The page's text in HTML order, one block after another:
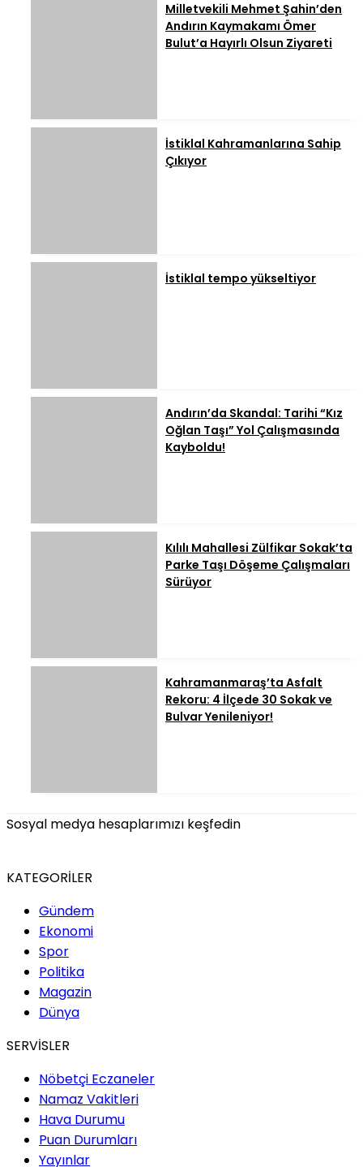
Milletvekili Mehmet Şahin’den
Andırın Kaymakamı Ömer
Bulut’a Hayırlı Olsun Ziyareti
İstiklal Kahramanlarına Sahip
Çıkıyor
İstiklal tempo yükseltiyor
Andırın’da Skandal: Tarihi “Kız
Oğlan Taşı” Yol Çalışmasında
Kayboldu!
Kılılı Mahallesi Zülfikar Sokak’ta
Parke Taşı Döşeme Çalışmaları
Sürüyor
Kahramanmaraş’ta Asfalt
Rekoru: 4 İlçede 30 Sokak ve
Bulvar Yenileniyor!
Sosyal medya hesaplarımızı keşfedin
KATEGORİLER
Gündem
Ekonomi
Spor
Politika
Magazin
Dünya
SERVİSLER
Nöbetçi Eczaneler
Namaz Vakitleri
Hava Durumu
Puan Durumları
Yayınlar